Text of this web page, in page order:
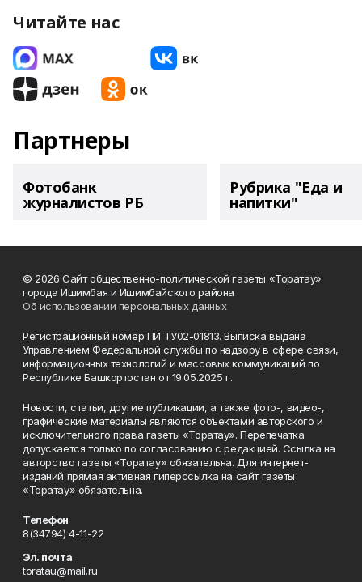
Читайте нас
Партнеры
Фотобанк
журналистов РБ
Рубрика "Еда и
напитки"
© 2026 Сайт общественно-политической газеты «Торатау»
города Ишимбая и Ишимбайского района
Об использовании персональных данных
Регистрационный номер ПИ ТУ02-01813. Выписка выдана
Управлением Федеральной службы по надзору в сфере связи,
информационных технологий и массовых коммуникаций по
Республике Башкортостан от 19.05.2025 г.
Новости, статьи, другие публикации, а также фото-, видео-,
графические материалы являются объектами авторского и
исключительного права газеты «Торатау». Перепечатка
допускается только по согласованию с редакцией. Ссылка на
авторство газеты «Торатау» обязательна. Для интернет-
изданий прямая активная гиперссылка на сайт газеты
«Торатау» обязательна.
Телефон
8(34794) 4-11-22
Эл. почта
toratau@mail.ru